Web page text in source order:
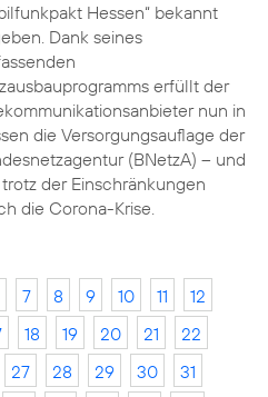
Hessen“ bekannt
Dank seines
erfüllt der
nun in
die Versorgungsauflage der
(BNetzA) – und
der Einschränkungen
die Corona-Krise.
7 8 9 10 11
12
18 19 20 21
22
27 28 29 30
31